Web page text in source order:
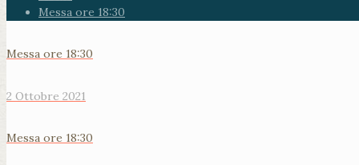
Messa ore 18:30
Messa ore 18:30
2 Ottobre 2021
Messa ore 18:30